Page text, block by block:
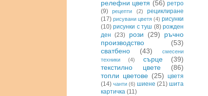
релефни цветя (56) ретро
(9)
рецепти (2)
рециклиране
(17) рисувани цветя (4) рисунки
(10) рисунки с туш (8) рожден
ден (23) рози (29)
ръчно
производство
(53)
сватбено
(43)
смесени
техники
(4) сърце
(39)
текстилно цвете
(86)
топли цветове (25) цветя
(14) чанти (6) шиене (21) шита
картичка (11)